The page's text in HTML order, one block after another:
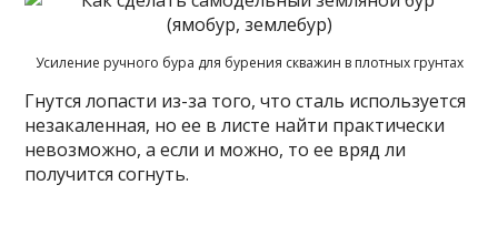
Усиление ручного бура для бурения скважин в плотных грунтах
Гнутся лопасти из-за того, что сталь используется
незакаленная, но ее в листе найти практически
невозможно, а если и можно, то ее вряд ли
получится согнуть.